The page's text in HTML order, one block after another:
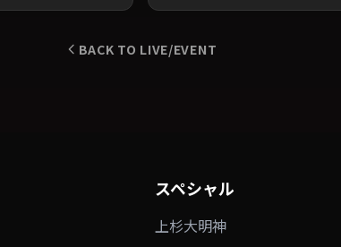
BACK TO LIVE/EVENT
スペシャル
上杉大明神